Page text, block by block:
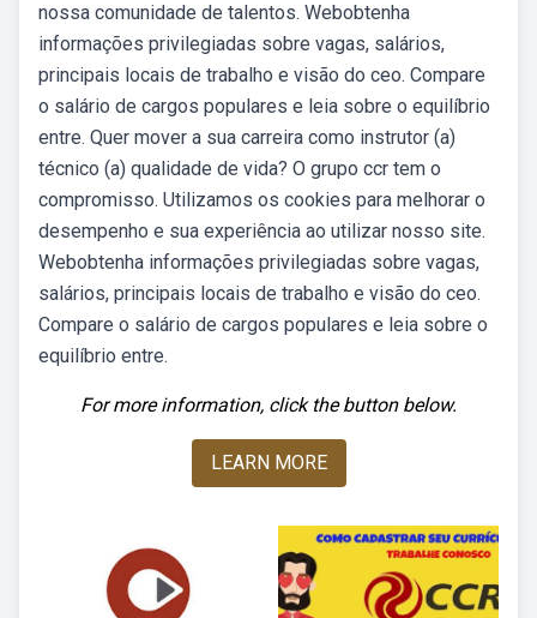
nossa comunidade de talentos. Webobtenha
informações privilegiadas sobre vagas, salários,
principais locais de trabalho e visão do ceo. Compare
o salário de cargos populares e leia sobre o equilíbrio
entre. Quer mover a sua carreira como instrutor (a)
técnico (a) qualidade de vida? O grupo ccr tem o
compromisso. Utilizamos os cookies para melhorar o
desempenho e sua experiência ao utilizar nosso site.
Webobtenha informações privilegiadas sobre vagas,
salários, principais locais de trabalho e visão do ceo.
Compare o salário de cargos populares e leia sobre o
equilíbrio entre.
For more information, click the button below.
LEARN MORE